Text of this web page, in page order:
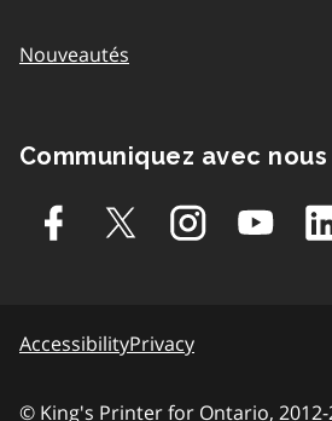
Nouveautés
Communiquez avec nous
AccessibilityPrivacy
© King's Printer for Ontario, 2012-